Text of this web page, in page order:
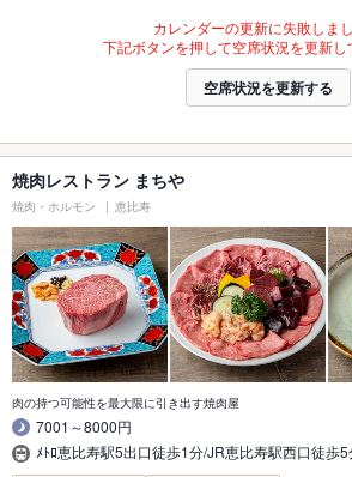
カレンダーの更新に失敗しまし
下記ボタンを押して空席状況を更新し
空席状況を更新する
焼肉レストラン まちや
焼肉・ホルモン 恵比寿
肉の持つ可能性を最大限に引き出す焼肉屋
7001～8000円
ﾒﾄﾛ恵比寿駅5出口徒歩1分/JR恵比寿駅西口徒歩5